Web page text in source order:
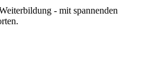
- mit spannenden